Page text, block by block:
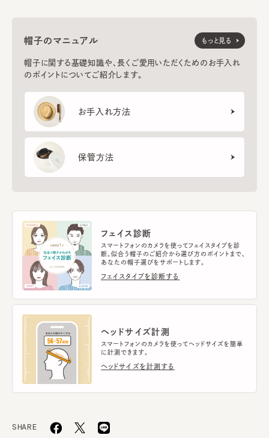
帽子のマニュアル
帽子に関する基礎知識や、長くご愛用いただくためのお手入れ
のポイントについてご紹介します。
お手入れ方法
保管方法
もっと見る
フェイス診断
スマートフォンのカメラを使ってフェイスタイプを診
断。似合う帽子のご紹介から選び方のポイントまで、
あなたの帽子選びをサポートします。
フェイスタイプを診断する
ヘッドサイズ計測
スマートフォンのカメラを使ってヘッドサイズを簡単
に計測できます。
ヘッドサイズを計測する
SHARE